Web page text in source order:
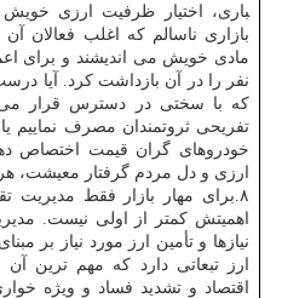
باری، اختیار ظرفیت ارزی
بازاری ناسالم كه اغلب فعالان
نفر را در آن بازداشت كرد. آیا
كه با سختی در دسترس قرار می
تفریحی ثروتمندان مصرف نماییم یا
خودروهای گران قیمت اختصاص
ارزی و دل مردم گرفتار معیشت،
۸.برای مهار بازار فقط مدیریت
اهمیتش كمتر از اولی نیست.
نیازها و تأمین ارز مورد نیاز بر
ارز تبعاتی دارد كه مهم ترین
اقتصاد و تشدید فساد و ویژه